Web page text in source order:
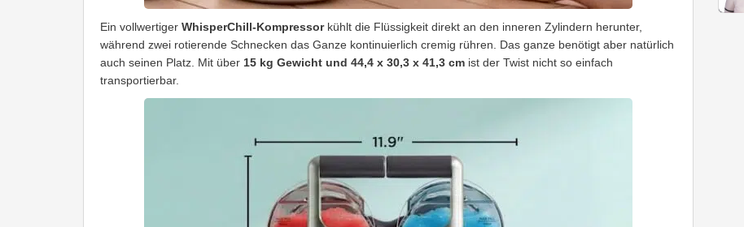
Ein vollwertiger WhisperChill-Kompressorkühlt die Flüssigkeit direkt an den inneren Zylindern herunter,
während zwei rotierende Schnecken das Ganze kontinuierlich cremig rühren. Das ganze benötigt aber natürlich
auch seinen Platz. Mit über 15 kg Gewicht und 44,4 x 30,3 x 41,3 cm ist der Twist nicht so einfach
transportierbar.